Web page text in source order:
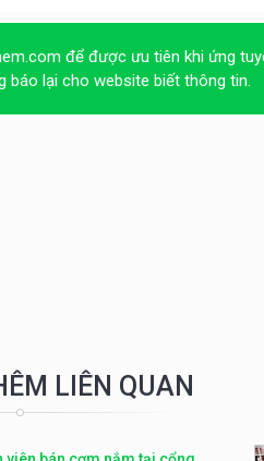
để được ưu tiên khi ứng
báo lại cho website biết thông tin.
LIÊN QUAN